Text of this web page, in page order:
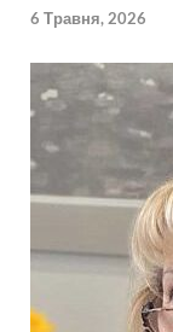
6 Травня, 2026